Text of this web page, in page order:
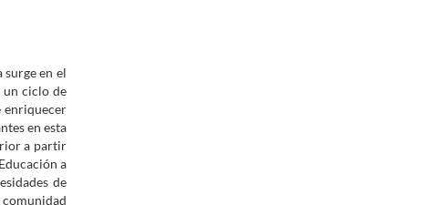
en el
un ciclo de
enriquecer
en esta
a partir
a
de